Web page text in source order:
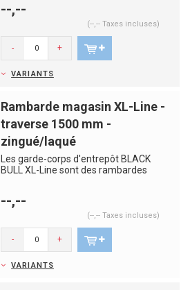
--,--
(--,-- Taxes incluses)
- +
VARIANTS
Rambarde magasin XL-Line -
traverse 1500 mm -
zingué/laqué
Les garde-corps d'entrepôt BLACK
BULL XL-Line sont des rambardes
--,--
(--,-- Taxes incluses)
- +
VARIANTS